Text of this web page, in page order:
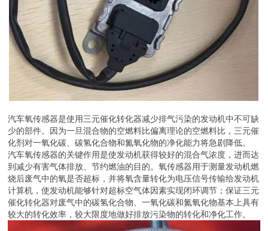
汽车氧传感器是使用三元催化转化器减少排气污染的发动机中不可缺
少的部件。因为一旦混合物的空燃料比偏离理论的空燃料比，三元催
化剂对一氧化碳、碳氢化合物和氮氧化物的净化能力将急剧降低。